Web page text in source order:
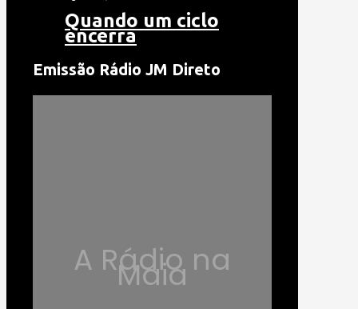
Quando um ciclo
encerra
Emissão Rádio JM Direto
A Rádio na
Maia